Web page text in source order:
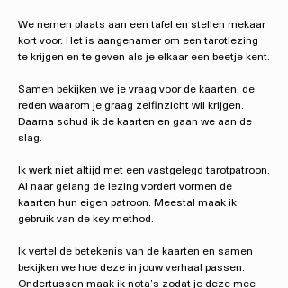
We nemen plaats aan een tafel en stellen mekaar
kort voor. Het is aangenamer om een tarotlezing
te krijgen en te geven als je elkaar een beetje kent.
Samen bekijken we je vraag voor de kaarten, de
reden waarom je graag zelfinzicht wil krijgen.
Daarna schud ik de kaarten en gaan we aan de
slag.
Ik werk niet altijd met een vastgelegd tarotpatroon.
Al naar gelang de lezing vordert vormen de
kaarten hun eigen patroon. Meestal maak ik
gebruik van de key method.
Ik vertel de betekenis van de kaarten en samen
bekijken we hoe deze in jouw verhaal passen.
Ondertussen maak ik nota’s zodat je deze mee